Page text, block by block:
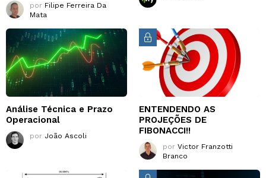
por Filipe Ferreira Da
Mata
Análise Técnica e Prazo
Operacional
por João Ascoli
ENTENDENDO AS
PROJEÇÕES DE
FIBONACCI!!
por Victor Franzotti
Branco